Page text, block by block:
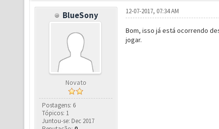
BlueSony
Novato
Postagens: 6
Tópicos: 1
Juntou-se: Dec 2017
12-07-2017, 07:34 AM
Bom, isso já está ocorrendo
jogar.